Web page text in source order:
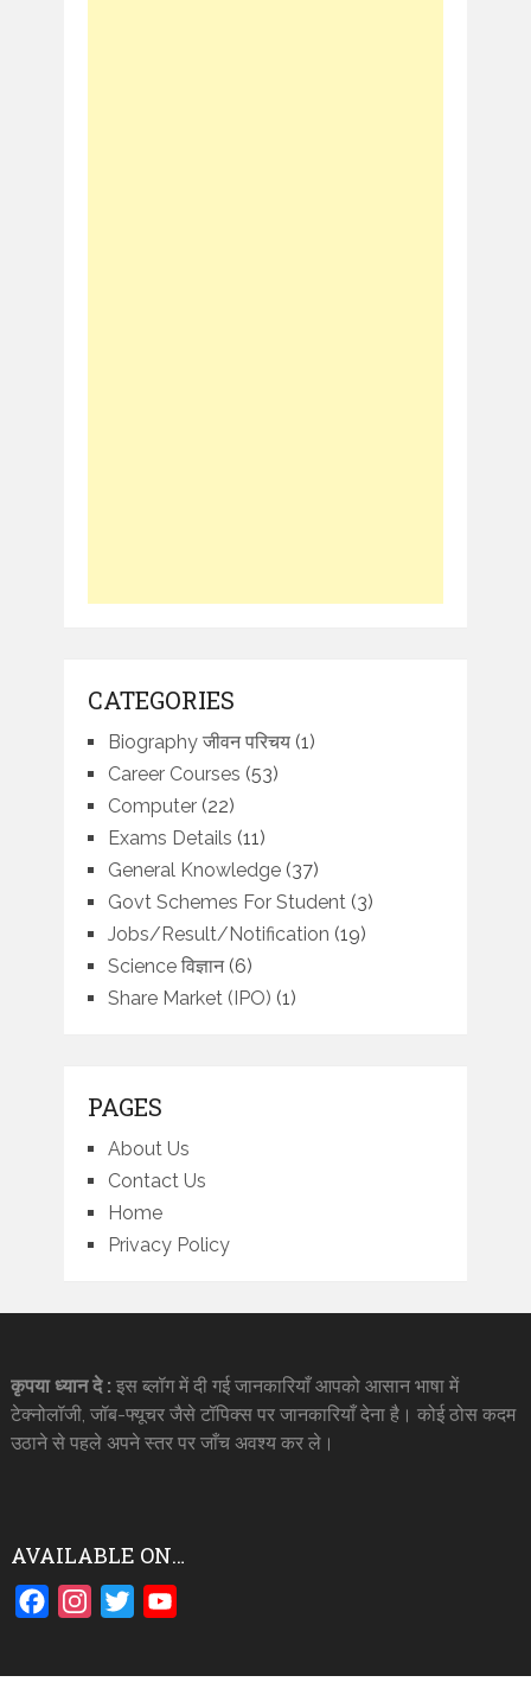
CATEGORIES
Biography जीवन परिचय(1)
Career Courses (53)
Computer(22)
Exams Details (11)
General Knowledge(37)
Govt Schemes For Student (3)
Jobs/Result/Notification (19)
Science विज्ञान(6)
Share Market (IPO) (1)
PAGES
About Us
Contact Us
Home
Privacy Policy
कृपया ध्यान दे : इस ब्लॉग में दी गई जानकारियाँ आपको आसान भाषा में
टेक्नोलॉजी, जॉब-फ्यूचर जैसे टॉपिक्स पर जानकारियाँ देना है। कोई ठोस कदम
उठाने से पहले अपने स्तर पर जाँच अवश्य कर ले।
AVAILABLE ON…
FacebookInstagram
Twitter